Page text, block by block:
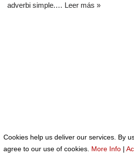
adverbi simple.… Leer más »
Neve| Funciona gracias a
Cookies help us deliver our services. By
agree to our use of cookies. More Info |